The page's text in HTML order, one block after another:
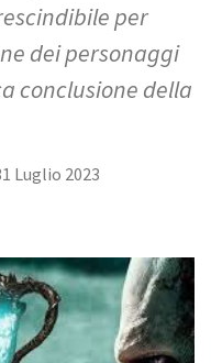
per
dei personaggi
conclusione della
Luglio 2023